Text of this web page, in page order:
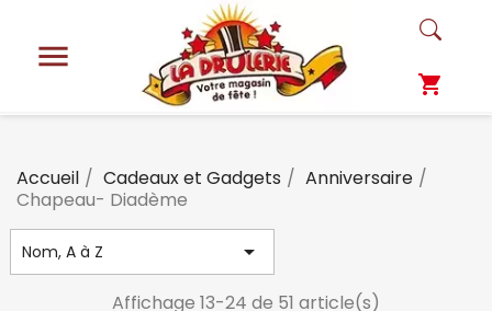

shopping_cart
Accueil Cadeaux et Gadgets
Anniversaire
Chapeau- Diadème
Nom, A à Z 
Affichage 13-24 de 51 article(s)